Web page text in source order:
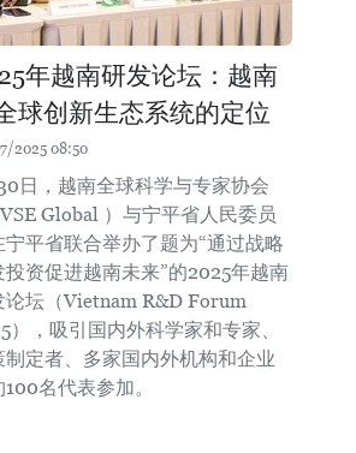
年越南研发论坛：越南
球创新生态系统的定位
2025 08:50
日，越南全球科学与专家协会
Global ）与宁平省人民委员
宁平省联合举办了题为“通过战略
投资促进越南未来”的2025年越南
论坛（Vietnam R&D Forum
），吸引国内外科学家和专家、
制定者、多家国内外机构和企业
100名代表参加。